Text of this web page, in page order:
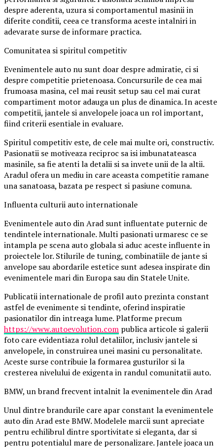
despre aderenta, uzura si comportamentul masinii in
diferite conditii, ceea ce transforma aceste intalniri in
adevarate surse de informare practica.
Comunitatea si spiritul competitiv
Evenimentele auto nu sunt doar despre admiratie, ci si
despre competitie prietenoasa. Concursurile de cea mai
frumoasa masina, cel mai reusit setup sau cel mai curat
compartiment motor adauga un plus de dinamica. In aceste
competitii, jantele si anvelopele joaca un rol important,
fiind criterii esentiale in evaluare.
Spiritul competitiv este, de cele mai multe ori, constructiv.
Pasionatii se motiveaza reciproc sa isi imbunatateasca
masinile, sa fie atenti la detalii si sa invete unii de la altii.
Aradul ofera un mediu in care aceasta competitie ramane
una sanatoasa, bazata pe respect si pasiune comuna.
Influenta culturii auto internationale
Evenimentele auto din Arad sunt influentate puternic de
tendintele internationale. Multi pasionati urmaresc ce se
intampla pe scena auto globala si aduc aceste influente in
proiectele lor. Stilurile de tuning, combinatiile de jante si
anvelope sau abordarile estetice sunt adesea inspirate din
evenimentele mari din Europa sau din Statele Unite.
Publicatii internationale de profil auto prezinta constant
astfel de evenimente si tendinte, oferind inspiratie
pasionatilor din intreaga lume. Platforme precum
https://www.autoevolution.com publica articole si galerii
foto care evidentiaza rolul detaliilor, inclusiv jantele si
anvelopele, in construirea unei masini cu personalitate.
Aceste surse contribuie la formarea gusturilor si la
cresterea nivelului de exigenta in randul comunitatii auto.
BMW, un brand frecvent intalnit la evenimentele din Arad
Unul dintre brandurile care apar constant la evenimentele
auto din Arad este BMW. Modelele marcii sunt apreciate
pentru echilibrul dintre sportivitate si eleganta, dar si
pentru potentialul mare de personalizare. Jantele joaca un